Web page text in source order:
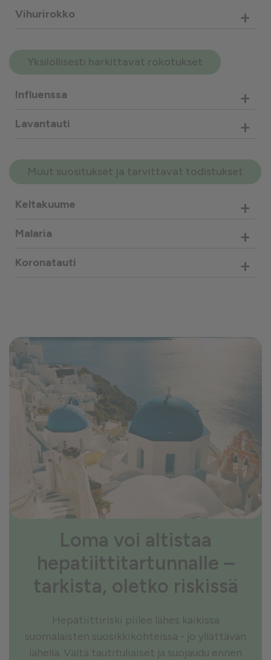
Vihurirokko +
Yksilöllisesti harkittavat rokotukset
Influenssa +
Lavantauti +
Muut suositukset ja tarvittavat todistukset
Keltakuume +
Malaria +
Koronatauti +
Loma voi altistaa
hepatiittitartunnalle –
tarkista, oletko riskissä
Hepatiittiriski piilee lähes kaikissa
suomalaisten suosikkikohteissa - jo yllättävän
lähellä. Vältä tautituliaiset ja suojaudu ennen